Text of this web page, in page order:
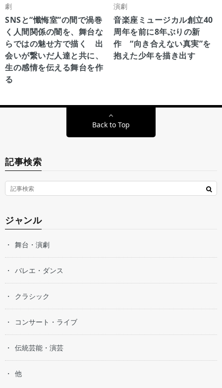
劇
SNSと“懺悔室”の間で渦巻
く人間関係の闇を、舞台な
らではの魅せ方で描く 出
会いが繋いだ人達と共に、
生の感情を伝える舞台を作
る
演劇
音楽座ミュージカル創立40
周年を前に8年ぶりの新
作 “向き合えない真実”を
抱えた少年を描き出す
Back to Top
記事検索
ジャンル
舞台・演劇
バレエ・ダンス
クラシック
コンサート・ライブ
伝統芸能・演芸
他